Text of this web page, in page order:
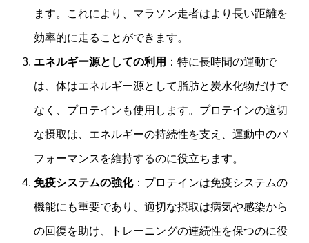
ます。これにより、マラソン走者はより長い距離を
効率的に走ることができます。
エネルギー源としての利用 ：特に長時間の運動で
は、体はエネルギー源として脂肪と炭水化物だけで
なく、プロテインも使用します。プロテインの適切
な摂取は、エネルギーの持続性を支え、運動中のパ
フォーマンスを維持するのに役立ちます。
免疫システムの強化：プロテインは免疫システムの
機能にも重要であり、適切な摂取は病気や感染から
の回復を助け、トレーニングの連続性を保つのに役